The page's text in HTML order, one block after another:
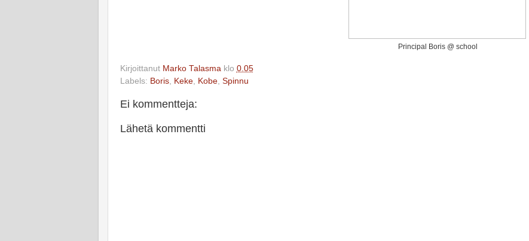
Principal Boris @ school
Kirjoittanut Marko Talasma klo 0.05
Labels: Boris, Keke, Kobe, Spinnu
Ei kommentteja:
Lähetä kommentti